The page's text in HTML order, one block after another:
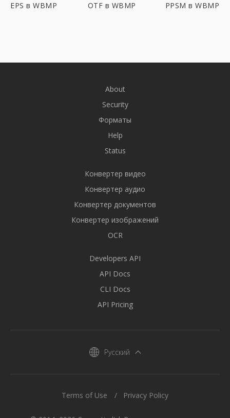
EPS в WBMP OTF в WBMP PPSM в WBMP
About
Security
Форматы
Help
Status
Конвертер видео
Конвертер аудио
Конвертер документов
Конвертер изображений
OCR
Developers API
API Docs
CLI Docs
API Pricing
Русский
Terms of Use Privacy Policy